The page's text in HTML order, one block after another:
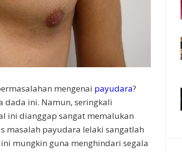
mengenai payudara?
dada ini. Namun, seringkali
ini dianggap sangat memalukan
masalah payudara lelaki sangatlah
mungkin guna menghindari segala